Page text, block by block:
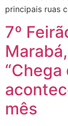
principais ruas
7º
“Chega
mês